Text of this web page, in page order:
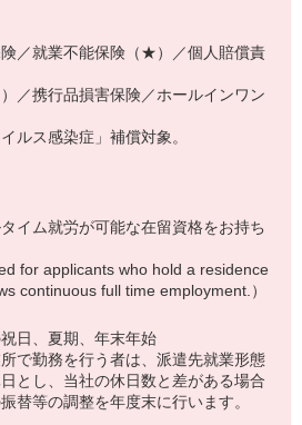
／就業不能保険（★）／個人賠償責
／携行品損害保険／ホールインワン
ルス感染症」補償対象。
イム就労が可能な在留資格をお持ち
for applicants who hold a residence
continuous full time employment.）
日、夏期、年末年始
で勤務を行う者は、派遣先就業形態
とし、当社の休日数と差がある場合
替等の調整を年度末に行います。